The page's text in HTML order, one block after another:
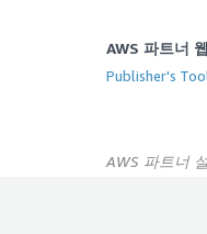
AWS 파트너
Publisher's
AWS 파트너